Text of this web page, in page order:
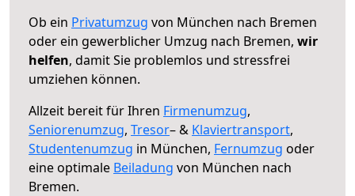
Ob ein Privatumzug von München nach Bremen
oder ein gewerblicher Umzug nach Bremen, wir
helfen, damit Sie problemlos und stressfrei
umziehen können.
Allzeit bereit für Ihren Firmenumzug,
Seniorenumzug, Tresor– & Klaviertransport,
Studentenumzug in München, Fernumzug oder
eine optimale Beiladung von München nach
Bremen.